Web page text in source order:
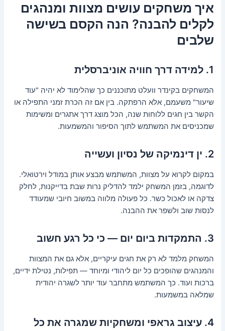
איך משחקים עושים מצוות ומנהגים
לקלים להבנה? הנה הקסם בשישה
שלבים
1. למידה דרך חוויה אוניברסלית
המשחקים בקינדר וועלט מתוכננים כך שהלימוד לא יהיה "עוד
שיעור" משעמם, אלא הרפתקה. בין אם זה הכרת זמני התפילה או
הקשר בין חגים ללוחות שנה, הכל מוצג דרך אתגרים ומשימות
שמכניסים את המשתמש לתוך הסיפור והמשמעות.
2. ין דינמיקה של נסיון ועשייה
במקום לקרוא על מצוות, המשתמש מבצע אותן במודל וירטואלי.
לדוגמה, בזמן המשחק ילמד להדליק נרות שבת בדייקנות, לחלק
צדקה או לאכול כשר. כל פעולה מלווה במשוב חיובי שמעודד
לנסות שוב ולשפר את ההבנה.
3. התמקדות ביום יום — כי כל רגע חשוב
המשחק מלמד לא רק את חגים עיקריים, אלא גם את המצוות
והמנהגים שהופכים כל יום ליהודי ומיוחד — תפילות, נטילת ידיים,
ברכות ועוד. כך המשתמש מתחבר עוד יותר לשגרה יהודית
שמלאה במשמעות.
4. עיצוב גראפי ומשחקיות שמגרה את כל